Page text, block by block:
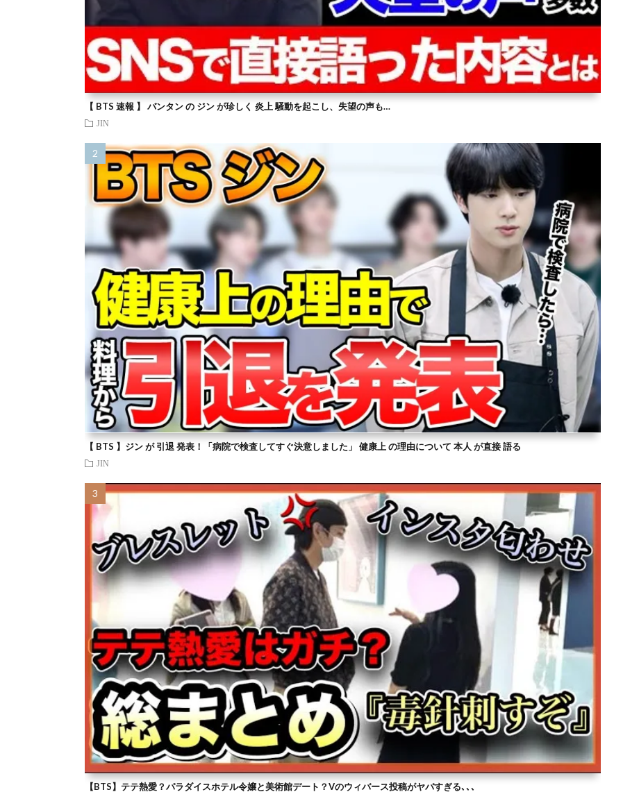
【 BTS 速報 】 バンタン の ジン が珍しく 炎上 騒動を起こし、失望の声も…
JIN
【 BTS 】ジン が 引退 発表！「病院で検査してすぐ決意しました」 健康上 の理由について 本人 が直接 語る
JIN
【BTS】テテ熱愛？パラダイスホテル令嬢と美術館デート？Vのウィバース投稿がヤバすぎる､､､